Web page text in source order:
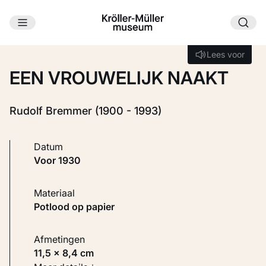
Ga naar hoofdinhoud
Lees voor
Lees voor
EEN VROUWELIJK NAAKT
Rudolf Bremmer (1900 - 1993)
Datum
voor 1930
Materiaal
Potlood op papier
Afmetingen
11,5 × 8,4 cm